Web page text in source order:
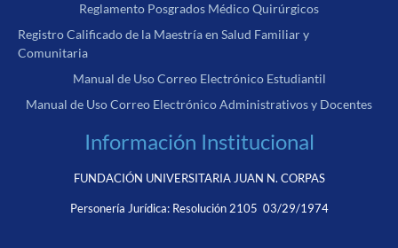
Reglamento Posgrados Médico Quirúrgicos
Registro Calificado de la Maestría en Salud Familiar y
Comunitaria
Manual de Uso Correo Electrónico Estudiantil
Manual de Uso Correo Electrónico Administrativos y Docentes
Información Institucional
FUNDACIÓN UNIVERSITARIA JUAN N. CORPAS
Personería Jurídica: Resolución 2105 03/29/1974